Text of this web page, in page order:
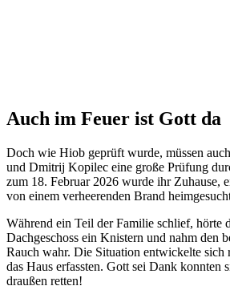
Auch im Feuer ist Gott da
Doch wie Hiob geprüft wurde, müssen
und Dmitrij Kopilec eine große Prüfung
zum 18. Februar 2026 wurde ihr Zuhause,
von einem verheerenden Brand
Während ein Teil der Familie schlief, hörte
Dachgeschoss ein Knistern und nahm den
Rauch wahr. Die Situation entwickelte sich
das Haus erfassten. Gott sei Dank konnten
draußen retten!